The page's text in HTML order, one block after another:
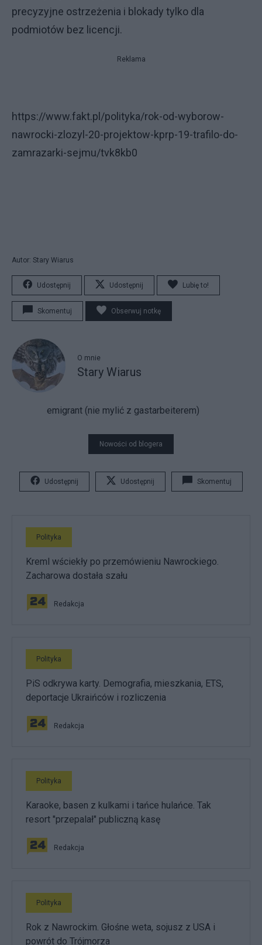
precyzyjne ostrzeżenia i blokady tylko dla
podmiotów bez licencji.
Reklama
https://www.fakt.pl/polityka/rok-od-wyborow-
nawrocki-zlozyl-20-projektow-kprp-19-trafilo-do-
zamrazarki-sejmu/tvk8kb0
Autor: Stary Wiarus
Udostępnij Udostępnij Lubię to!
Skomentuj Obserwuj notkę
O mnie
Stary Wiarus
emigrant (nie mylić z gastarbeiterem)
Nowości od blogera
Udostępnij Udostępnij Skomentuj
Polityka
Kreml wściekły po przemówieniu Nawrockiego.
Zacharowa dostała szału
Redakcja
Polityka
PiS odkrywa karty. Demografia, mieszkania, ETS,
deportacje Ukraińców i rozliczenia
Redakcja
Polityka
Karaoke, basen z kulkami i tańce hulańce. Tak
resort "przepalał" publiczną kasę
Redakcja
Polityka
Rok z Nawrockim. Głośne weta, sojusz z USA i
powrót do Trójmorza